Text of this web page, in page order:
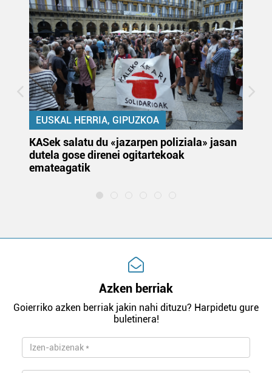
EUSKAL HERRIA, GIPUZKOA
KASek salatu du «jazarpen poliziala» jasan
dutela gose direnei ogitartekoak
emateagatik
Azken berriak
Goierriko azken berriak jakin nahi dituzu? Harpidetu gure
buletinera!